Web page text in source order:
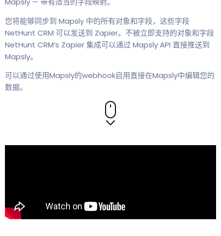
您将能够同步到 Mapsly 中的所有对象和字段，这些字段
NetHunt CRM 可以发送到 Zapier。不被立即支持的对象和字段
NetHunt CRM‘s Zapier 集成可以通过 Mapsly API 直接推送到
Mapsly。
可以通过使用Mapsly的webhook启用直接在Mapsly中编辑您的
数据。